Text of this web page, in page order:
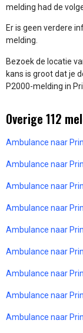
melding had de
Er is geen verdere
melding.
Bezoek de locatie
kans is groot dat je
P2000-melding in
Overige 112
Ambulance naar
Ambulance naar
Ambulance naar
Ambulance naar
Ambulance naar
Ambulance naar
Ambulance naar
Ambulance naar
Ambulance naar